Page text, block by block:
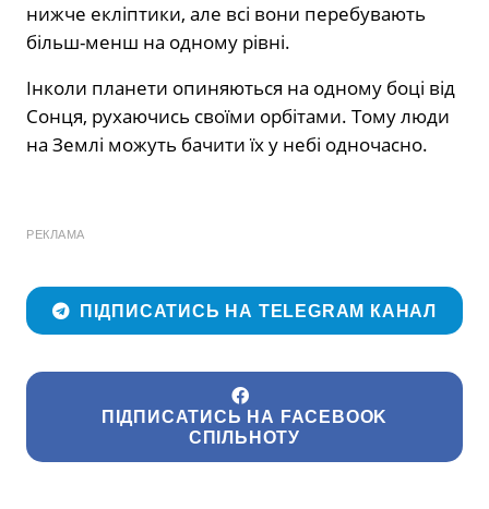
нижче екліптики, але всі вони перебувають
більш-менш на одному рівні.
Інколи планети опиняються на одному боці від
Сонця, рухаючись своїми орбітами. Тому люди
на Землі можуть бачити їх у небі одночасно.
РЕКЛАМА
ПІДПИСАТИСЬ НА TELEGRAM КАНАЛ
ПІДПИСАТИСЬ НА FACEBOOK
СПІЛЬНОТУ